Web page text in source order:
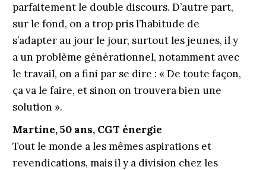
parfaitement le double discours. D’autre part,
sur le fond, on a trop pris l’habitude de
s’adapter au jour le jour, surtout les jeunes, il y
a un problème générationnel, notamment avec
le travail, on a fini par se dire : « De toute façon,
ça va le faire, et sinon on trouvera bien une
solution ».
Martine, 50 ans, CGT énergie
Tout le monde a les mêmes aspirations et
revendications, mais il y a division chez les